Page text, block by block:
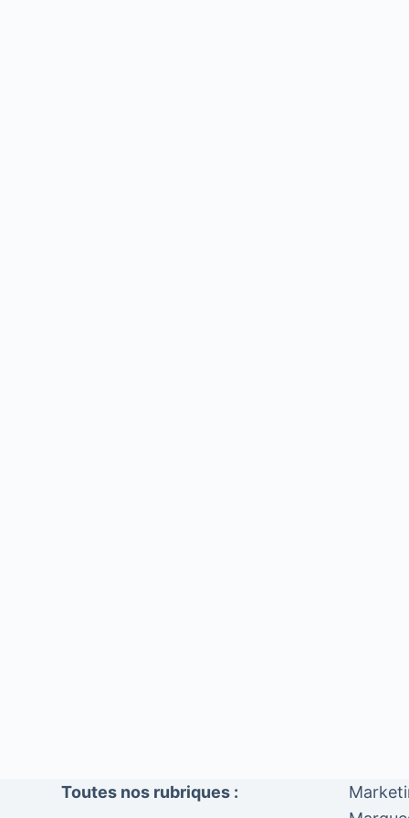
Toutes nos rubriques :